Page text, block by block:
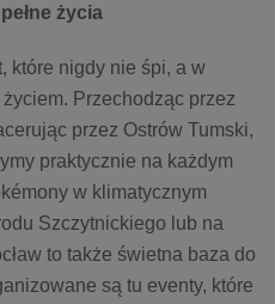
życia
które nigdy nie śpi, a w
Przechodząc przez
przez Ostrów Tumski,
praktycznie na każdym
w klimatycznym
Szczytnickiego lub na
to także świetna baza do
są tu eventy, które